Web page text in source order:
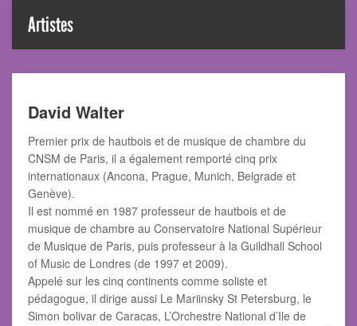
Artistes
David Walter
Premier prix de hautbois et de musique de chambre du
CNSM de Paris, il a également remporté cinq prix
internationaux (Ancona, Prague, Munich, Belgrade et
Genève).
Il est nommé en 1987 professeur de hautbois et de
musique de chambre au Conservatoire National Supérieur
de Musique de Paris, puis professeur à la Guildhall School
of Music de Londres (de 1997 et 2009).
Appelé sur les cinq continents comme soliste et
pédagogue, il dirige aussi Le Mariinsky St Petersburg, le
Simon bolivar de Caracas, L’Orchestre National d’Ile de